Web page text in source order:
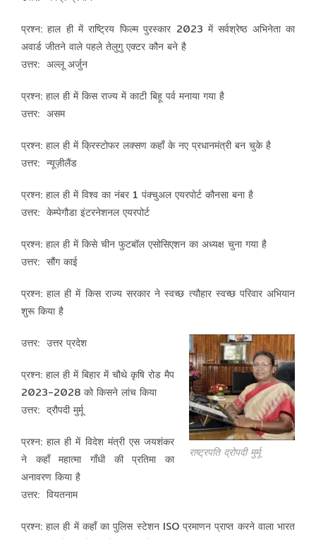
प्रश्न: हाल ही में राष्ट्रिय फिल्म पुरस्कार 2023 में सर्वश्रेष्ठ अभिनेता का
अवार्ड जीतने वाले पहले तेलुगु एक्टर कौन बने है
उत्तर: अल्लू अर्जुन
प्रश्न: हाल ही में किस राज्य में काटी बिहू पर्व मनाया गया है
उत्तर: असम
प्रश्न: हाल ही में क्रिस्टोफर लक्सण कहाँ के नए प्रधानमंत्री बन चुके है
उत्तर: न्यूज़ीलैंड
प्रश्न: हाल ही में विश्व का नंबर 1 पंक्चुअल एयरपोर्ट कौनसा बना है
उत्तर: केम्पेगौडा इंटरनेशनल एयरपोर्ट
प्रश्न: हाल ही में किसे चीन फुटबॉल एसोसिएशन का अध्यक्ष चुना गया है
उत्तर: सौंग काई
प्रश्न: हाल ही में किस राज्य सरकार ने स्वच्छ त्यौहार स्वच्छ परिवार अभियान
शुरू किया है
राष्ट्रपति द्रोपदी मुर्मू
उत्तर: उत्तर प्रदेश
प्रश्न: हाल ही में बिहार में चौथे कृषि रोड मैप
2023-2028 को किसने लांच किया
उत्तर: द्रौपदी मुर्मू
प्रश्न: हाल ही में विदेश मंत्री एस जयशंकर
ने कहाँ महात्मा गाँधी की प्रतिमा का
अनावरण किया है
उत्तर: वियतनाम
प्रश्न: हाल ही में कहाँ का पुलिस स्टेशन ISO प्रमाणन प्राप्त करने वाला भारत